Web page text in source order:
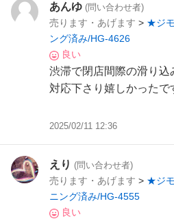
あんゆ (問い合わせ者)
売ります・あげます > ★ジ
ング済み/HG-4626
良い
渋滞で閉店間際の滑り込
対応下さり嬉しかったで
ありがとうございました
2025/02/11 12:36
えり (問い合わせ者)
売ります・あげます > ★ジ
ニング済み/HG-4555
良い